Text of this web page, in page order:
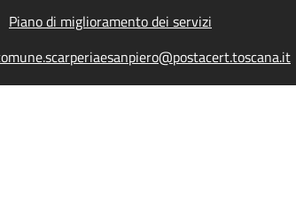
Piano di miglioramento dei servizi